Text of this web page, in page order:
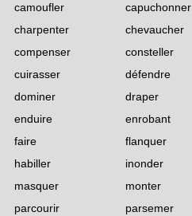
camoufler capuchonner
charpenter chevaucher
compenser consteller
cuirasser défendre
dominer draper
enduire enrobant
faire flanquer
habiller inonder
masquer monter
parcourir parsemer